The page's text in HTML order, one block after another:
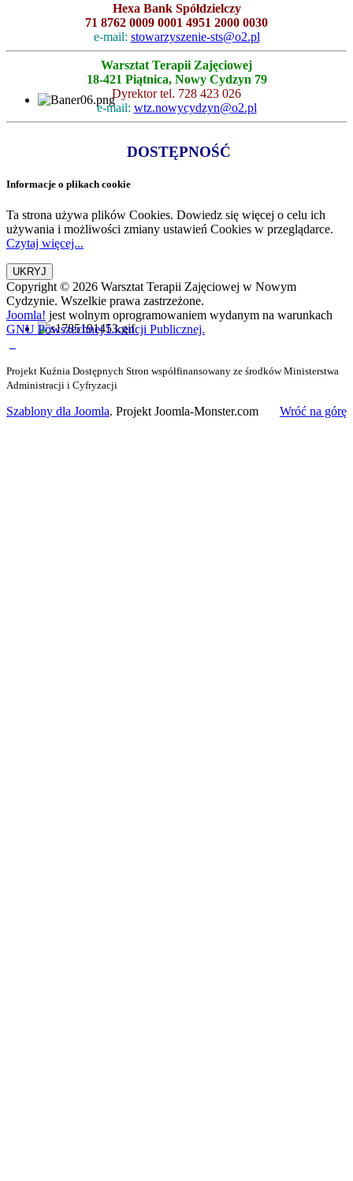
Hexa Bank Spółdzielczy
71 8762 0009 0001 4951 2000 0030
e-mail: stowarzyszenie-sts@o2.pl
Warsztat Terapii Zajęciowej
18-421 Piątnica, Nowy Cydzyn 79
Dyrektor tel. 728 423 026
e-mail: wtz.nowycydzyn@o2.pl
DOSTĘPNOŚĆ
Informacje o plikach cookie
Ta strona używa plików Cookies. Dowiedz się więcej o celu ich
używania i możliwości zmiany ustawień Cookies w przeglądarce.
Czytaj więcej...
Copyright © 2026 Warsztat Terapii Zajęciowej w Nowym
Cydzynie. Wszelkie prawa zastrzeżone.
Joomla! jest wolnym oprogramowaniem wydanym na warunkach
GNU Powszechnej Licencji Publicznej.
Projekt Kuźnia Dostępnych Stron współfinansowany ze środków Ministerstwa
Administracji i Cyfryzacji
Szablony dla Joomla. Projekt Joomla-Monster.com Wróć na górę